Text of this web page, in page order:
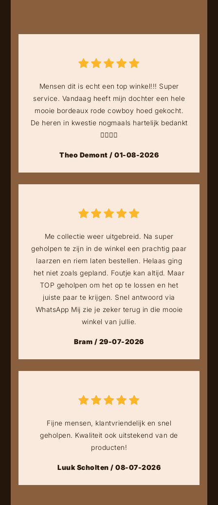
Mensen dit is echt een top winkel!!! Super
service. Vandaag heeft mijn dochter een hele
mooie bordeaux rode cowboy hoed gekocht.
De heren in kwestie nogmaals hartelijk bedankt
👍🏻👍🏻
Theo Demont / 01-08-2026
Me collectie weer uitgebreid. Na super
geholpen te zijn in de winkel een prachtig paar
laarzen en riem laten bestellen. Helaas ging
het niet zoals gepland. Foutje kan altijd. Maar
TOP geholpen om het op te lossen en het
juiste paar te krijgen. Snel antwoord via
WhatsApp Mij zie je zeker terug in die mooie
winkel van jullie.
Bram / 29-07-2026
Fijne mensen, klantvriendelijk en snel
geholpen. Kwaliteit ook uitstekend van de
producten!
Luuk Scholten / 08-07-2026